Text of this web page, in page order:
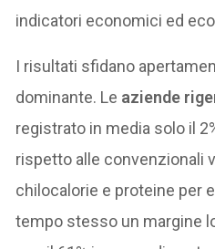
indicatori economici ed
I risultati sfidano
dominante. Le aziende
registrato in media solo il
rispetto alle convenzionali
chilocalorie e proteine per
tempo stesso un margine